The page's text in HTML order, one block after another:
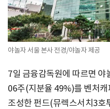
야놀자 서울 본사 전경/야놀자 제공
7일 금융감독원에 따르면
06주(지분율 49%)를 벤처
조성한 펀드(뮤렉스서치3호